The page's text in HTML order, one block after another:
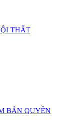
THẤT
BẢN QUYỀN